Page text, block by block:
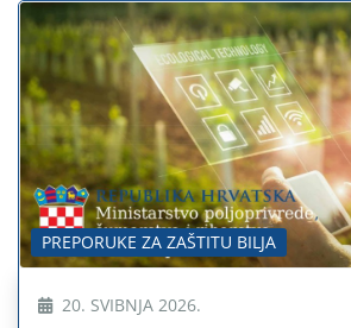
PREPORUKE ZA ZAŠTITU BILJA
20. SVIBNJA 2026.